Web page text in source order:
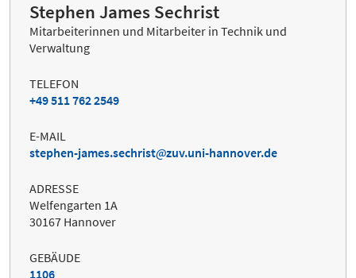
Stephen James Sechrist
Mitarbeiterinnen und Mitarbeiter in Technik und
Verwaltung
TELEFON
+49 511 762 2549
E-MAIL
stephen-james.sechrist
zuv.uni-hannover.de
ADRESSE
Welfengarten 1A
30167 Hannover
GEBÄUDE
1106